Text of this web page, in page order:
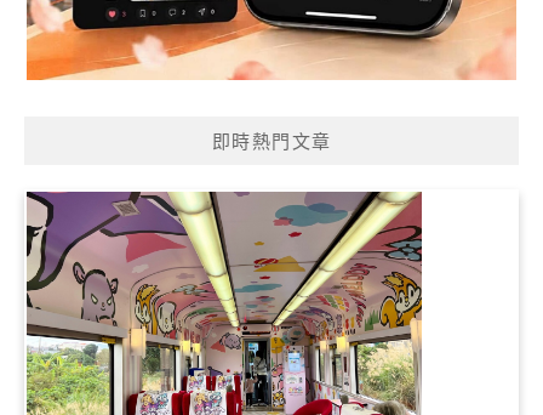
即時熱門文章